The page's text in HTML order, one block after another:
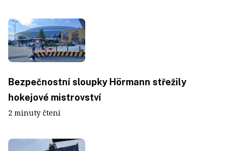
Bezpečnostní sloupky Hörmann střežily
hokejové mistrovství
2 minuty čtení